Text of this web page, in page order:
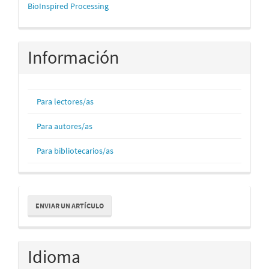
mascerca
BioInspired Processing
Información
Para lectores/as
Para autores/as
Para bibliotecarios/as
Enviar
un
artículo
ENVIAR UN ARTÍCULO
Idioma